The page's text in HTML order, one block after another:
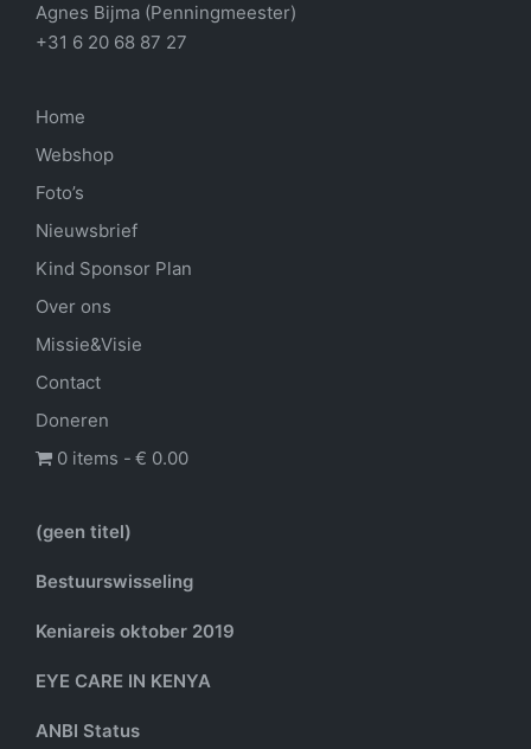
Agnes Bijma (Penningmeester)
+31 6 20 68 87 27
Home
Webshop
Foto’s
Nieuwsbrief
Kind Sponsor Plan
Over ons
Missie&Visie
Contact
Doneren
0 items
€ 0.00
(geen titel)
Bestuurswisseling
Keniareis oktober 2019
EYE CARE IN KENYA
ANBI Status